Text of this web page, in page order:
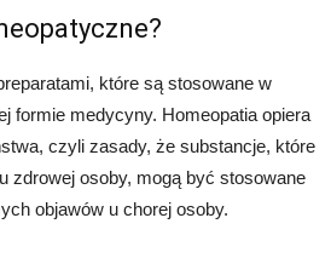
które są stosowane w
formie medycyny. Homeopatia opiera
czyli zasady, że substancje, które
zdrowej osoby, mogą być stosowane
objawów u chorej osoby.